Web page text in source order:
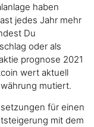
haben
jedes Jahr mehr
Du
oder als
prognose 2021
wert aktuell
mutiert.
für einen
mit dem